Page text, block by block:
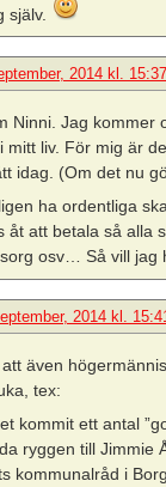
själv.
2014 kl. 15:37
Ninni. Jag kommer
mitt liv. För mig är
idag. (Om det nu
ha ordentliga
åt att betala så alla
osv… Så vill jag
2014 kl.
även
tex:
kommit ett antal
ryggen till Jimmie
kommunalråd i